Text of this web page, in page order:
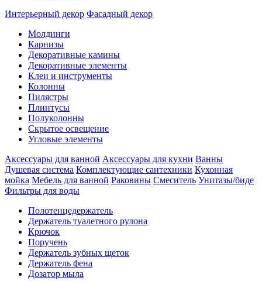
Интерьерный декор Фасадный декор
Молдинги
Карнизы
Декоративные камины
Декоративные элементы
Клеи и инструменты
Колонны
Пилястры
Плинтусы
Полуколонны
Скрытое освещение
Угловые элементы
Аксессуары для ванной Аксессуары для кухни Ванны
Душевая система Комплектующие сантехники Кухонная
мойка Мебель для ванной Раковины Смеситель Унитазы/биде
Фильтры для воды
Полотенцедержатель
Держатель туалетного рулона
Крючок
Поручень
Держатель зубных щеток
Держатель фена
Дозатор мыла